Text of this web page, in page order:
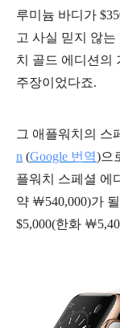
루미늄 바디가
고 사실 믿지 않
치 골드 에디션의
주장이었다죠.
그 애플워치의 스
n (Google 번역)으
플워치 스페셜 에
약 ￦540,000)가
$5,000(한화 ￦